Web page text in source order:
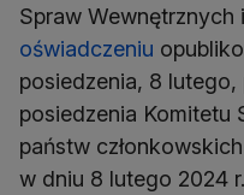
Spraw
oświadczeniu
posiedzenia, 8 lutego,
posiedzenia Komitetu
państw
w dniu 8 lutego 2024